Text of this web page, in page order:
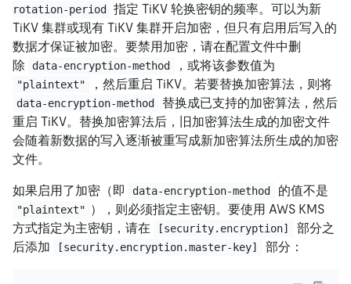
rotation-period
指定 TiKV 轮换密钥的频率。可以为新
TiKV 集群或现有 TiKV 集群开启加密，但只有启用后写入的
数据才保证被加密。要禁用加密，请在配置文件中删
除
data-encryption-method ，或将该参数值为
"plaintext" ，然后重启 TiKV。若要替换加密算法，则将
data-encryption-method
替换成已支持的加密算法，然后
重启 TiKV。替换加密算法后，旧加密算法生成的加密文件
会随着新数据的写入逐渐被重写成新加密算法所生成的加密
文件。
如果启用了加密（即 data-encryption-method 的值不是
"plaintext" ），则必须指定主密钥。要使用 AWS KMS
方式指定为主密钥，请在
[security.encryption]
部分之
后添加
[security.encryption.master-key] 部分：